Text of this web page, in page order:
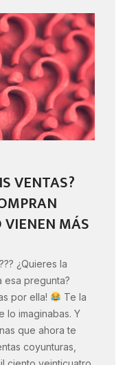
VENTAS?
MÁS
¿Quieres la
esa pregunta?
por ella!
Te la
lo imaginabas. Y
que ahora te
coyunturas,